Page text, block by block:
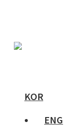
content
KOR
ENG